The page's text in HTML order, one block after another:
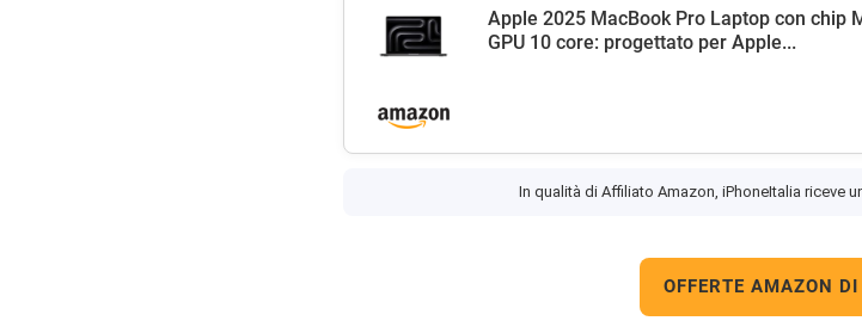
Apple 2025 MacBook Pro Laptop con chip
GPU 10 core: progettato per Apple...
In qualità di Affiliato Amazon, iPhoneItalia riceve
OFFERTE AMAZON DI